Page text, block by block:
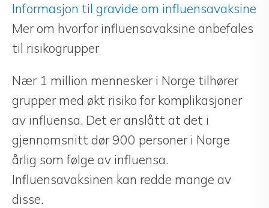
Informasjon til gravide om influensavaksine
Mer om hvorfor influensavaksine anbefales
til risikogrupper
Nær 1 million mennesker i Norge tilhører
grupper med økt risiko for komplikasjoner
av influensa. Det er anslått at det i
gjennomsnitt dør 900 personer i Norge
årlig som følge av influensa.
Influensavaksinen kan redde mange av
disse.